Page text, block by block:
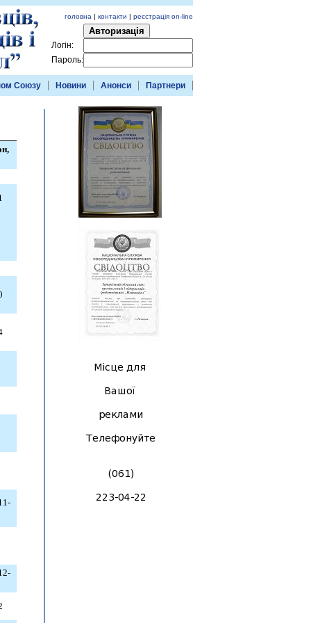
головна | контакти | реєстрація on-line
Авторизація
Логін:
Пароль:
Союзу Новини Анонси Партнери